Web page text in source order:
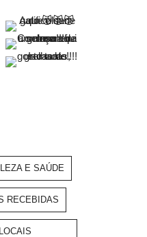
E SAÚDE
RECEBIDAS